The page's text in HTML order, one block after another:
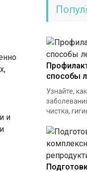
и
способы
Узнайте,
чистка,